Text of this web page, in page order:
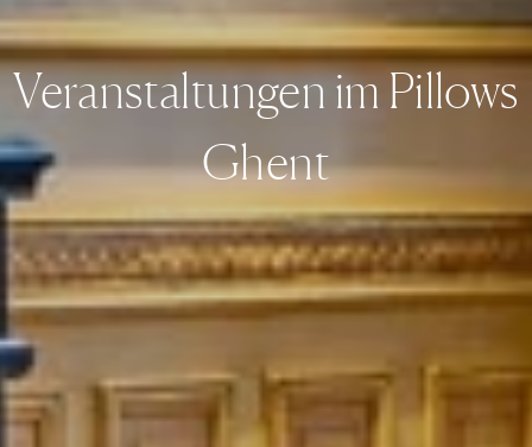
Veranstaltungen im Pillows
Ghent